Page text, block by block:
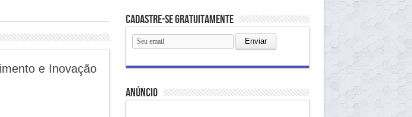
e Inovação
Cadastre-se gratuitamente
anúncio